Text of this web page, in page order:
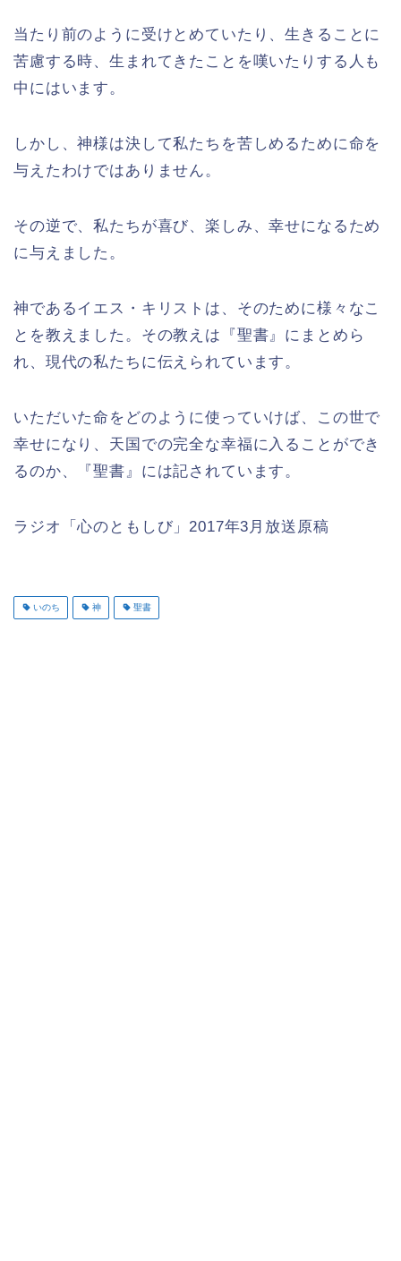
当たり前のように受けとめていたり、生きることに
苦慮する時、生まれてきたことを嘆いたりする人も
中にはいます。
しかし、神様は決して私たちを苦しめるために命を
与えたわけではありません。
その逆で、私たちが喜び、楽しみ、幸せになるため
に与えました。
神であるイエス・キリストは、そのために様々なこ
とを教えました。その教えは『聖書』にまとめら
れ、現代の私たちに伝えられています。
いただいた命をどのように使っていけば、この世で
幸せになり、天国での完全な幸福に入ることができ
るのか、『聖書』には記されています。
ラジオ「心のともしび」2017年3月放送原稿
いのち 神 聖書